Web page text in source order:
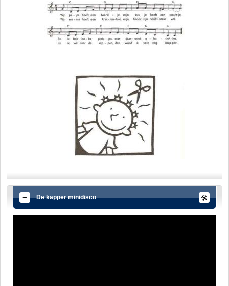
De kapper minidisco